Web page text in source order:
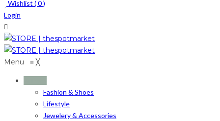
Wishlist (0)
Login
Menu ≡ ╳
Fashion & Shoes
Lifestyle
Jewelery & Accessories